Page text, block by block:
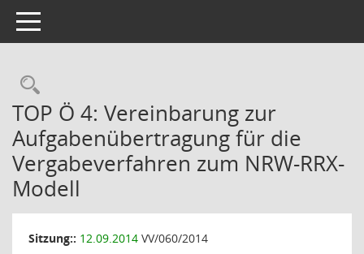
Toggle navigation
Rechercheauswahl
TOP Ö 4: Vereinbarung zur
Aufgabenübertragung für die
Vergabeverfahren zum NRW-RRX-
Modell
Sitzung:: 12.09.2014 VV/060/2014